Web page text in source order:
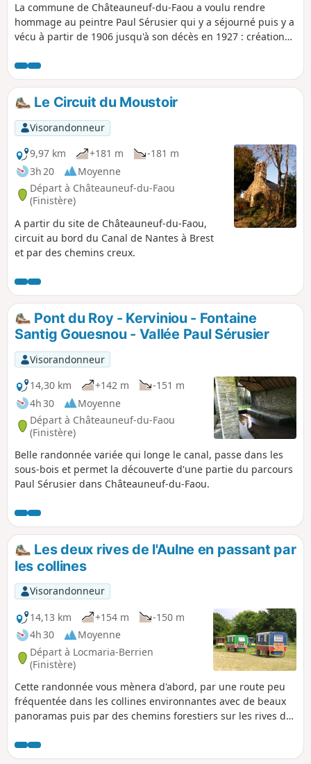
La commune de Châteauneuf-du-Faou a voulu rendre
hommage au peintre Paul Sérusier qui y a séjourné puis y a
vécu à partir de 1906 jusqu'à son décès en 1927 : création
mise en place d'un parcours ponctué de huit chevalets
informatifs passant par des lieux, source de son
inspiration.Un passage au bord de l'Aulne et dans les bois
complété ce parcours.
Le Circuit du Moustoir
Visorandonneur
9,97 km
+181 m
-181 m
3h 20
Moyenne
Départ à Châteauneuf-du-Faou
(Finistère)
A partir du site de Châteauneuf-du-Faou,
circuit au bord du Canal de Nantes à Brest
et par des chemins creux.
Pont du Roy - Kerviniou - Fontaine
Santig Gouesnou - Vallée Paul Sérusier
Visorandonneur
14,30 km
+142 m
-151 m
4h 30
Moyenne
Départ à Châteauneuf-du-Faou
(Finistère)
Belle randonnée variée qui longe le canal, passe dans les
sous-bois et permet la découverte d'une partie du parcours
Paul Sérusier dans Châteauneuf-du-Faou.
Les deux rives de l'Aulne en passant par
les collines
Visorandonneur
14,13 km
+154 m
-150 m
4h 30
Moyenne
Départ à Locmaria-Berrien
(Finistère)
Cette randonnée vous mènera d'abord, par une route peu
fréquentée dans les collines environnantes avec de beaux
panoramas puis par des chemins forestiers sur les rives de
mettre les pieds dans l'eau.